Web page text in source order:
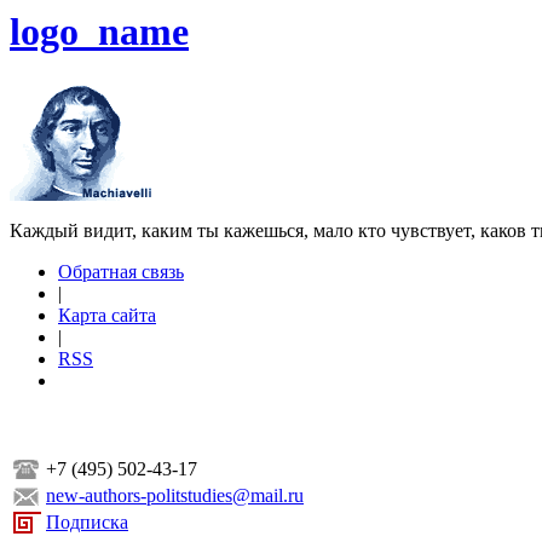
logo_name
Каждый видит, каким ты кажешься, мало кто чувствует, каков
Обратная связь
|
Карта сайта
|
RSS
+7 (495) 502-43-17
new-authors-politstudies@mail.ru
Подписка